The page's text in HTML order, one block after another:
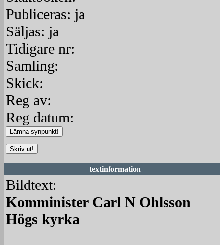
Publiceras: ja
Säljas: ja
Tidigare nr:
Samling:
Skick:
Reg av:
Reg datum:
textinformation
Bildtext:
Komminister Carl N Ohlsson
Högs kyrka